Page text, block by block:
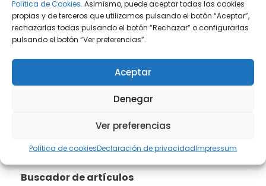
Política de Cookies. Asimismo, puede aceptar todas las cookies
propias y de terceros que utilizamos pulsando el botón “Aceptar”,
rechazarlas todas pulsando el botón “Rechazar” o configurarlas
pulsando el botón “Ver preferencias”.
Aceptar
Denegar
Ver preferencias
Política de cookiesDeclaración de privacidadImpressum
Prensa(2)
Propiedad intelectual e industrial(13)
(24)
Buscador de artículos